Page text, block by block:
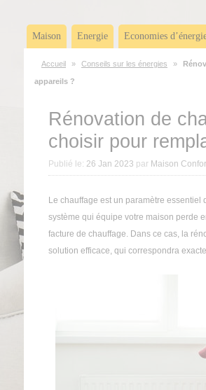
Maison Energie Economies
Accueil » Conseils sur les énergies »
appareils ?
Rénovation de
choisir pour
Publié le: 26 Jan 2023 par Maison
Le chauffage est un paramètre essentiel
système qui équipe votre maison perde
facture de chauffage. Dans ce cas, la
solution efficace, qui correspondra